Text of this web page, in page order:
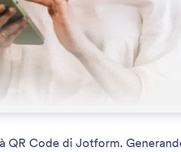
Code di Jotform.